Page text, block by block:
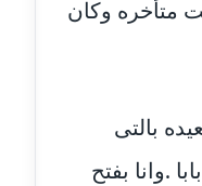
متأخره وكان
بالتى
.وانا بفتح